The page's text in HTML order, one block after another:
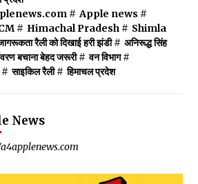
# Apple news #
# Himachal Pradesh# Shimla
रैली को दिखाई हरी झंडी# अनिरूद्ध सिंह
बचाना बेहद जरूरी# वन विभाग#
साइकिल रैली# हिमाचल प्रदेश
News